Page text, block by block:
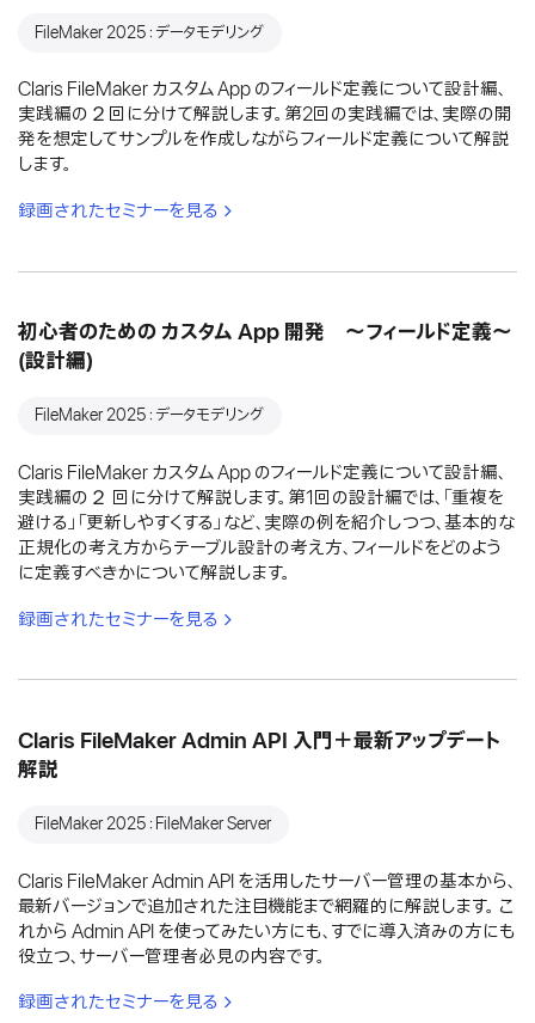
FileMaker 2025：データモデリング
Claris FileMaker カスタム App のフィールド定義について設計編、
実践編の２回に分けて解説します。第2回の実践編では、実際の開
発を想定してサンプルを作成しながらフィールド定義について解説
します。
録画されたセミナーを見る
初心者のための カスタム App 開発 〜フィールド定義〜
(設計編)
FileMaker 2025：データモデリング
Claris FileMaker カスタム App のフィールド定義について設計編、
実践編の２ 回に分けて解説します。第1回の設計編では、「重複を
避ける」「更新しやすくする」など、実際の例を紹介しつつ、基本的な
正規化の考え方からテーブル設計の考え方、フィールドをどのよう
に定義すべきかについて解説します。
録画されたセミナーを見る
Claris FileMaker Admin API 入門＋最新アップデート
解説
FileMaker 2025：FileMaker Server
Claris FileMaker Admin API を活用したサーバー管理の基本から、
最新バージョンで追加された注目機能まで網羅的に解説します。 こ
れから Admin API を使ってみたい方にも、すでに導入済みの方にも
役立つ、サーバー管理者必見の内容です。
録画されたセミナーを見る